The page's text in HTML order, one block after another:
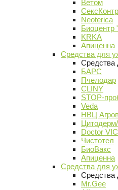
Ветом
Neoterica
Биоцентр
KRKA
Апиценна
Средства для
Средства
БАРС
Пчелодар
CLINY
STOP-
Veda
НВЦ
Doctor VIC
Чистотел
БиоВакс
Апиценна
Средства для
Средства
Mr.Gee